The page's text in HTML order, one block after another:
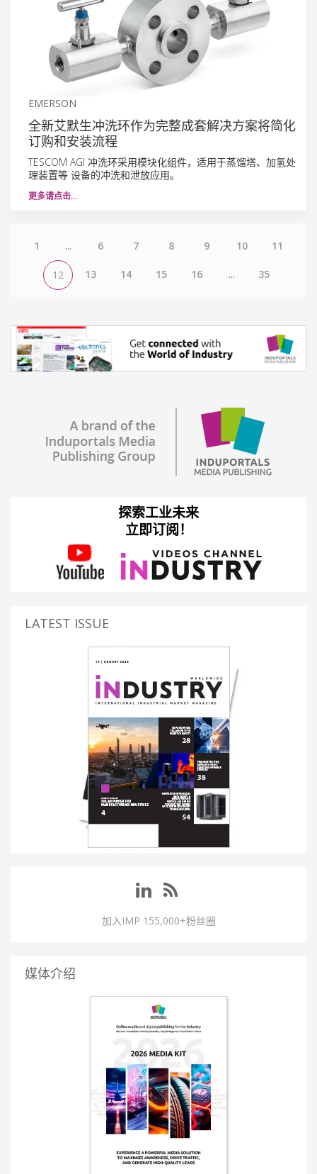
EMERSON
全新艾默生冲洗环作为完整成套解决方案将简化
订购和安装流程
TESCOM AGI 冲洗环采用模块化组件，适用于蒸馏塔、加氢处
理装置等 设备的冲洗和泄放应用。
更多请点击…
1 ... 6 7 8 9 10 11
12 13 14 15 16 ... 35
探索工业未来
立即订阅！
LATEST ISSUE
加入IMP 155,000+粉丝圈
媒体介绍